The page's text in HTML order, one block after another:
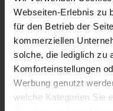
Webseiten-Erlebnis zu
für den Betrieb der
kommerziellen
solche, die lediglich zu
Komforteinstellungen
Werbung genutzt
welche Kategorien Sie
Webcam:
Kontrast:
Ergonomie: